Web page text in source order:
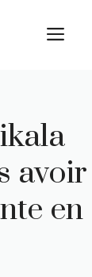
avoir
en